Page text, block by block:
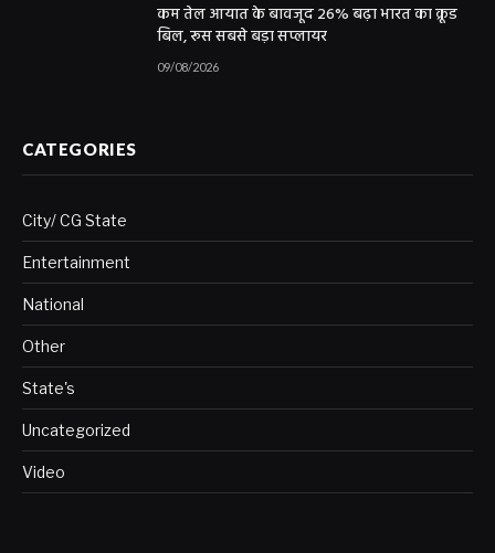
कम तेल आयात के बावजूद 26% बढ़ा भारत का क्रूड
बिल, रूस सबसे बड़ा सप्लायर
09/08/2026
CATEGORIES
City/ CG State
Entertainment
National
Other
State's
Uncategorized
Video